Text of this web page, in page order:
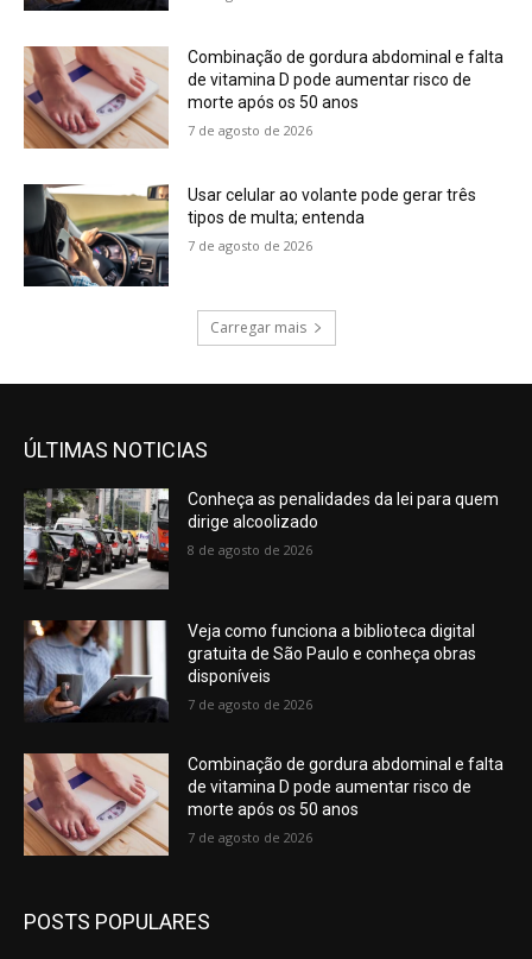
Combinação de gordura abdominal e falta
de vitamina D pode aumentar risco de
morte após os 50 anos
7 de agosto de 2026
Usar celular ao volante pode gerar três
tipos de multa; entenda
7 de agosto de 2026
Carregar mais
ÚLTIMAS NOTICIAS
Conheça as penalidades da lei para quem
dirige alcoolizado
8 de agosto de 2026
Veja como funciona a biblioteca digital
gratuita de São Paulo e conheça obras
disponíveis
7 de agosto de 2026
Combinação de gordura abdominal e falta
de vitamina D pode aumentar risco de
morte após os 50 anos
7 de agosto de 2026
POSTS POPULARES